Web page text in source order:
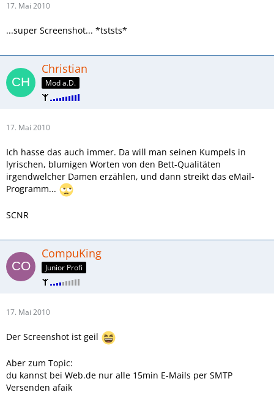
17. Mai 2010
...super Screenshot... *tststs*
Christian
Mod a.D.
17. Mai 2010
Ich hasse das auch immer. Da will man seinen Kumpels in
lyrischen, blumigen Worten von den Bett-Qualitäten
irgendwelcher Damen erzählen, und dann streikt das eMail-
Programm...
SCNR
CompuKing
Junior Profi
17. Mai 2010
Der Screenshot ist geil
Aber zum Topic:
du kannst bei Web.de nur alle 15min E-Mails per SMTP
Versenden afaik